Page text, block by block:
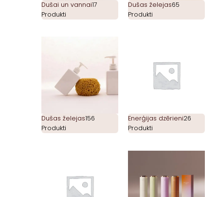
Dušai un vannai17
Produkti
Dušas želejas65
Produkti
Dušas želejas156
Produkti
Enerģijas dzērieni26
Produkti